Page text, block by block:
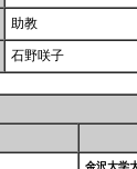
助教
石野咲子
金沢大学